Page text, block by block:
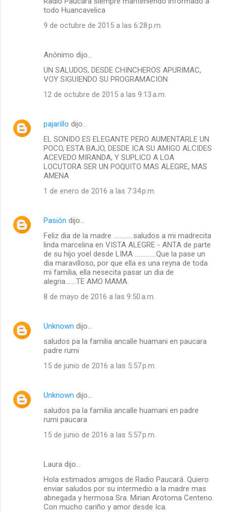
s
todo Huancavelica
9 de octubre de 2015 a las 6:28 p.m.
Anónimo dijo…
UN SALUDOS, DESDE CHINCHEROS APURIMAC,
VOY SIGUIENDO SU PROGRAMACION
12 de octubre de 2015 a las 9:13 a.m.
pajarillo dijo…
EL SONIDO ES ELEGANTE PERO AUMENTARLE UN
POCO, ESTA BAJO, DESDE ICA SU AMIGO ALCIDES
ACEVEDO MIRANDA, Y SUPLICO A LOA
LOCUTORA SER UN POQUITO MAS ALEGRE, MAS
AMENA
1 de enero de 2016 a las 7:34 p.m.
Pasión dijo…
Feliz dia de la madre .............saludos a mi madrecita
linda marcelina en VISTA ALEGRE - ANTA de parte
de su hijo yoel desde LIMA ..............Que la pase un
dia maravilloso, por que ella es una reyna de toda
mi familia, ella nesecita pasar un dia de
alegria.......TE AMO MAMA.
8 de mayo de 2016 a las 9:50 a.m.
Unknown dijo…
saludos pa la familia ancalle huamani en paucara
padre rumi
15 de junio de 2016 a las 5:57 p.m.
Unknown dijo…
saludos pa la familia ancalle huamani en padre
rumi paucara
15 de junio de 2016 a las 5:57 p.m.
Laura dijo…
Hola estimados amigos de Radio Paucará. Quiero
enviar saludos por su intermedio a la madre mas
abnegada y hermosa Sra. Mirian Arotoma Centeno.
Con mucho cariño y amor desde Ica.